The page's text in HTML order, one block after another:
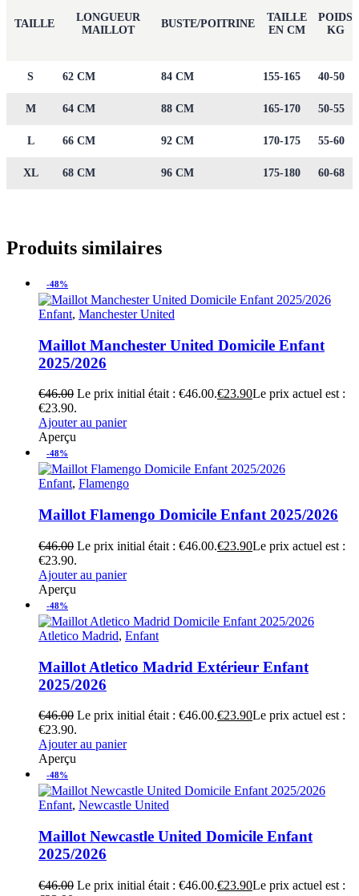
TAILLE
LONGUEUR
MAILLOT
BUSTE/POITRINE
TAILLE
EN CM
POIDS
KG
S 62 CM 84 CM 155-165 40-50
M 64 CM 88 CM 165-170 50-55
L 66 CM 92 CM 170-175 55-60
XL 68 CM 96 CM 175-180 60-68
Produits similaires
-48%
Enfant, Manchester United
Maillot Manchester United Domicile Enfant
2025/2026
€46.00 Le prix initial était : €46.00.€23.90Le prix actuel est :
€23.90.
Ajouter au panier
Aperçu
-48%
Enfant, Flamengo
Maillot Flamengo Domicile Enfant 2025/2026
€46.00 Le prix initial était : €46.00.€23.90Le prix actuel est :
€23.90.
Ajouter au panier
Aperçu
-48%
Atletico Madrid, Enfant
Maillot Atletico Madrid Extérieur Enfant
2025/2026
€46.00 Le prix initial était : €46.00.€23.90Le prix actuel est :
€23.90.
Ajouter au panier
Aperçu
-48%
Enfant, Newcastle United
Maillot Newcastle United Domicile Enfant
2025/2026
€46.00 Le prix initial était : €46.00.€23.90Le prix actuel est :